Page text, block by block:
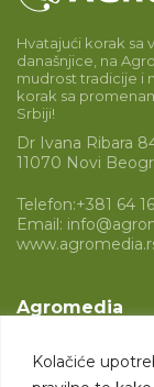
Kolačiće
Hvatajući korak sa
današnjice, na
mudrost tradicije i
korak sa
Srbiji!
Dr Ivana Ribara
11070 Novi
Telefon:+381 64
Email:
Agromedia
Svet